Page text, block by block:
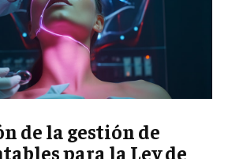
de la gestión de
para la Ley de